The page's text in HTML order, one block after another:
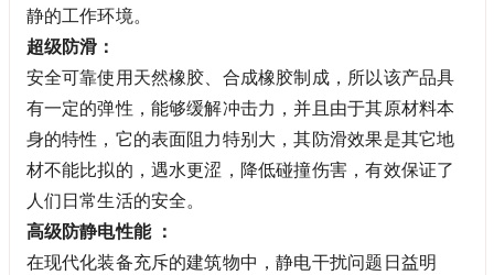
静的工作环境。
超级防滑：
安全可靠使用天然橡胶、合成橡胶制成，所以该产品具
有一定的弹性，能够缓解冲击力，并且由于其原材料本
身的特性，它的表面阻力特别大，其防滑效果是其它地
材不能比拟的，遇水更涩，降低碰撞伤害，有效保证了
人们日常生活的安全。
高级防静电性能 ：
在现代化装备充斥的建筑物中，静电干扰问题日益明